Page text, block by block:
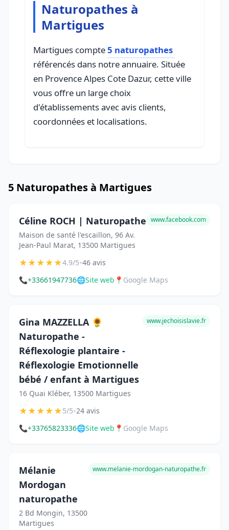
Naturopathes à
Martigues
Martigues compte5 naturopathes
référencés dans notre annuaire. Située
en Provence Alpes Cote Dazur, cette ville
vous offre un large choix
d'établissements avec avis clients,
coordonnées et localisations.
5 Naturopathes à Martigues
Céline ROCH | Naturopathe
Maison de santé l'escaillon, 96 Av.
Jean-Paul Marat, 13500 Martigues
www.facebook.com
★★★★★4.9/5•46 avis
📞+33661947736🌐Site web 📍 Google Maps
Gina MAZZELLA 🌻
Naturopathe -
Réflexologie plantaire -
Réflexologie Emotionnelle
bébé / enfant à Martigues
16 Quai Kléber, 13500 Martigues
www.jechoisislavie.fr
★★★★★5/5•24 avis
📞+33765823336🌐Site web 📍 Google Maps
Mélanie
Mordogan
naturopathe
2 Bd Mongin, 13500
Martigues
www.melanie-mordogan-naturopathe.fr